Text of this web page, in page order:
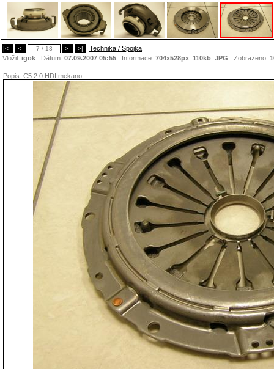
|< < 7 / 13 > >|
Technika / Spojka
Vložil: igok Dátum: 07.09.2007 05:55 Informace: 704x528px 110kb JPG Zobrazeno:
Popis: C5 2.0 HDI mekano